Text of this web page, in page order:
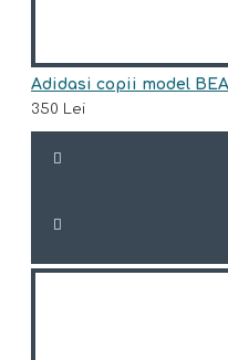
350 Lei